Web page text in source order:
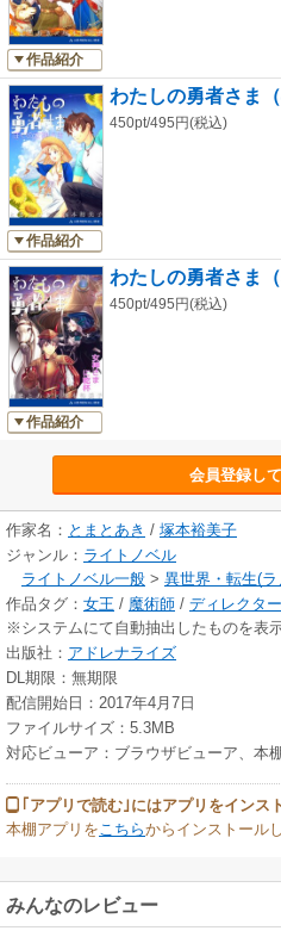
作品紹介
作品紹介
わたしの勇者さま
450pt/495円(税込)
作品紹介
わたしの勇者さま
450pt/495円(税込)
会員登録し
作家名： とまとあき / 塚本裕美子
ジャンル： ライトノベル
ライトノベル一般 > 異世界・転生(ラ
作品タグ： 女王 / 魔術師 / ディレクター
※システムにて自動抽出したものを表
出版社： アドレナライズ
DL期限：無期限
配信開始日：2017年4月7日
ファイルサイズ：5.3MB
対応ビューア：ブラウザビューア、本
｢アプリで読む｣にはアプリをインス
本棚アプリをこちらからインストール
みんなのレビュー